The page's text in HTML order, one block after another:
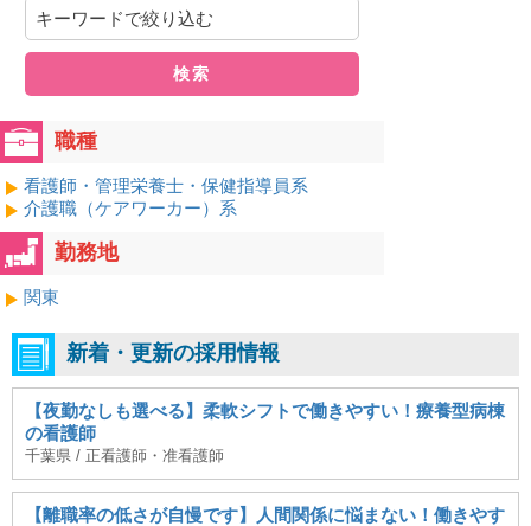
検索
職種
看護師・管理栄養士・保健指導員系
介護職（ケアワーカー）系
勤務地
関東
新着・更新の採用情報
【夜勤なしも選べる】柔軟シフトで働きやすい！療養型病棟
の看護師
千葉県 / 正看護師・准看護師
【離職率の低さが自慢です】人間関係に悩まない！働きやす